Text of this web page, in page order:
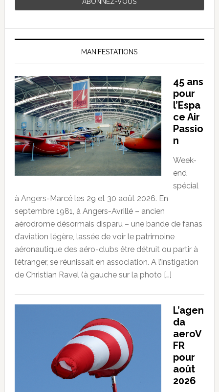
MANIFESTATIONS
45 ans
pour
l’Espa
ce Air
Passio
n
Week-
end
spécial
à Angers-Marcé les 29 et 30 août 2026. En
septembre 1981, à Angers-Avrillé – ancien
aérodrome désormais disparu – une bande de fanas
d’aviation légère, lassée de voir le patrimoine
aéronautique des aéro-clubs être détruit ou partir à
l’étranger, se réunissait en association. A l’instigation
de Christian Ravel (à gauche sur la photo […]
L’agen
da
aeroV
FR
pour
août
2026